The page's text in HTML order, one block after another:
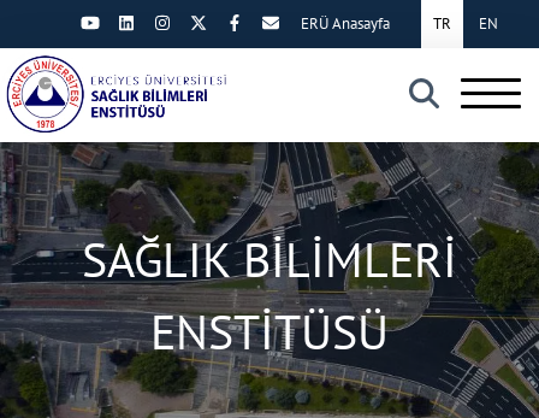
×
TR EN
ERÜ Anasayfa
SAĞLIK BİLİMLERİ
ENSTİTÜSÜ